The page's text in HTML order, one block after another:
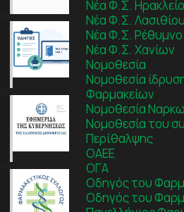
Νέα Φ.Σ.
Νέα Φ.Σ. Λασιθίου
Νέα Φ.Σ. Ρέθυμνο
Νέα Φ.Σ. Χανίων
Νομοθεσία
Νομοθεσία
Φαρμακείων
Νομοθεσία
Νομοθεσία του
Περίθαλψης
ΟΑΕΕ
ΟΓΑ
Οδηγός του
Οδηγός του